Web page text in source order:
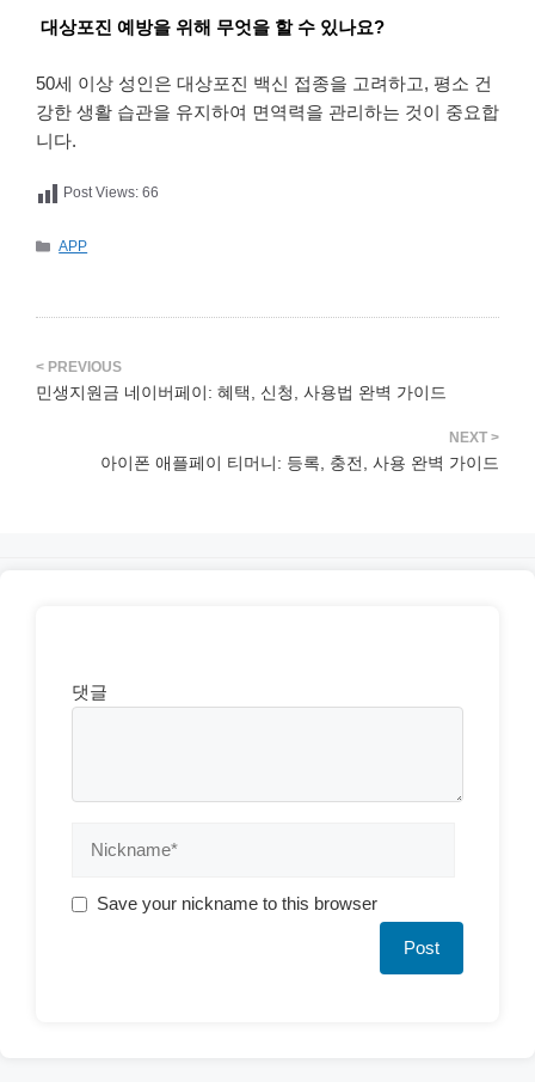
대상포진 예방을 위해 무엇을 할 수 있나요?
50세 이상 성인은 대상포진 백신 접종을 고려하고, 평소 건
강한 생활 습관을 유지하여 면역력을 관리하는 것이 중요합
니다.
Post Views: 66
카
APP
민생지원금 네이버페이: 혜택, 신청, 사용법 완벽 가이드
아이폰 애플페이 티머니: 등록, 충전, 사용 완벽 가이드
댓글
Save your nickname to this browser